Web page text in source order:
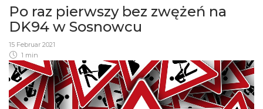
Po raz pierwszy bez zwężeń na
DK94 w Sosnowcu
15 Februar 2021
1 min